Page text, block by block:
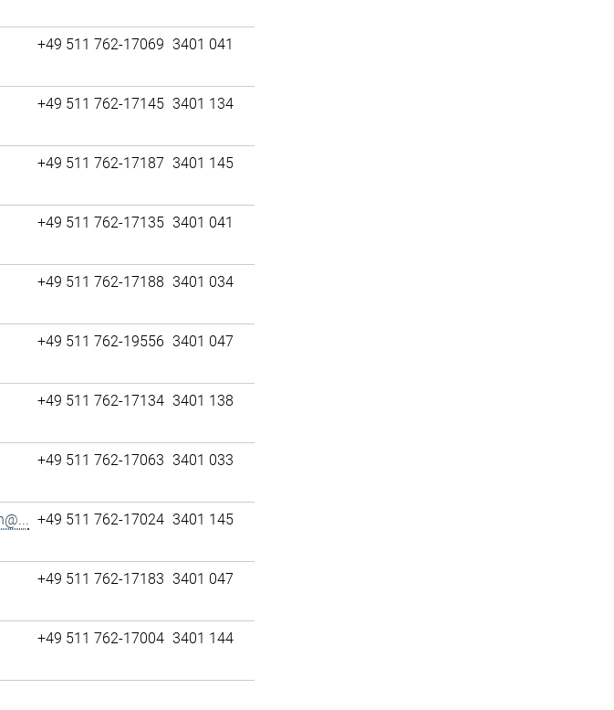
+49 511 762-17069 3401 041
+49 511 762-17145 3401 134
+49 511 762-17187 3401 145
+49 511 762-17135 3401 041
+49 511 762-17188 3401 034
+49 511 762-19556 3401 047
+49 511 762-17134 3401 138
+49 511 762-17063 3401 033
+49 511 762-17024 3401 145
+49 511 762-17183 3401 047
+49 511 762-17004 3401 144